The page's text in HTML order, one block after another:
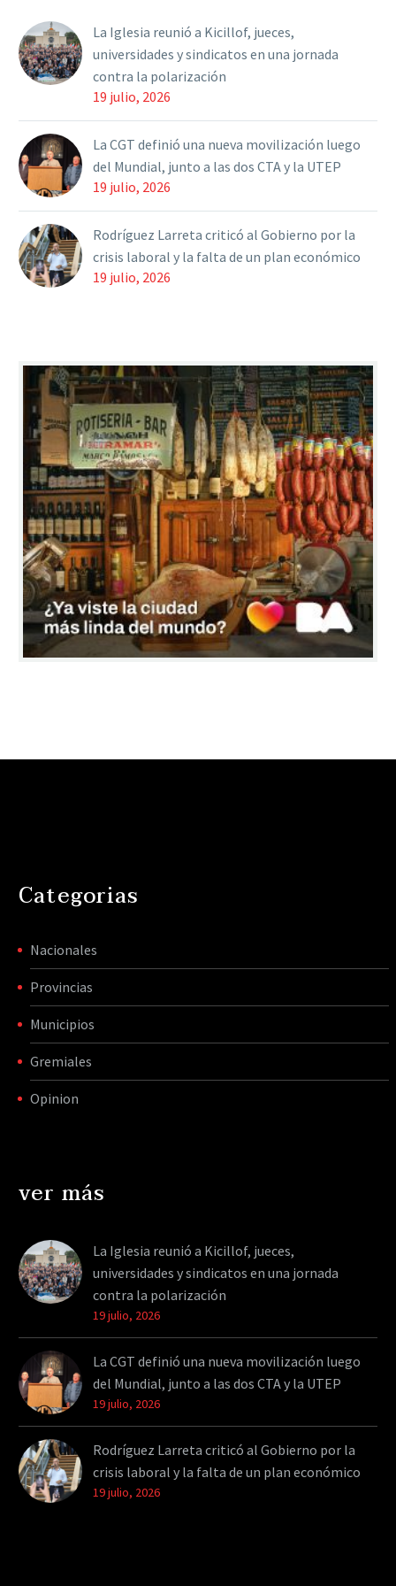
tengan el…
La Iglesia reunió a Kicillof, jueces,
universidades y sindicatos en una jornada
contra la polarización
19 julio, 2026
La CGT definió una nueva movilización luego
del Mundial, junto a las dos CTA y la UTEP
19 julio, 2026
Rodríguez Larreta criticó al Gobierno por la
crisis laboral y la falta de un plan económico
19 julio, 2026
Categorias
Nacionales
Provincias
Municipios
Gremiales
Opinion
ver más
La Iglesia reunió a Kicillof, jueces,
universidades y sindicatos en una jornada
contra la polarización
19 julio, 2026
La CGT definió una nueva movilización luego
del Mundial, junto a las dos CTA y la UTEP
19 julio, 2026
Rodríguez Larreta criticó al Gobierno por la
crisis laboral y la falta de un plan económico
19 julio, 2026